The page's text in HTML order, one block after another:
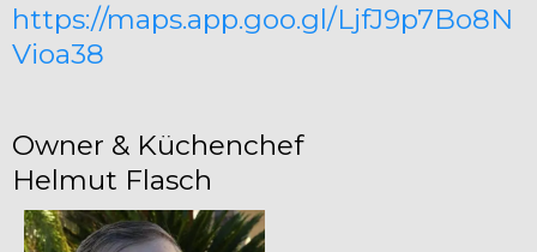
https://maps.app.goo.gl/LjfJ9p7Bo8N
Vioa38
Owner & Küchenchef
Helmut Flasch